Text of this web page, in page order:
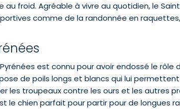
froid. Agréable à vivre au quotidien, le
comme de la randonnée en
est connu pour avoir endossé le rôle
de poils longs et blancs qui lui
troupeaux contre les ours et les autres
le chien parfait pour partir pour de longues